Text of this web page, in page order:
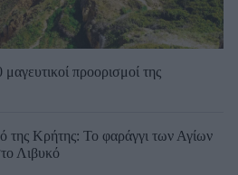
προορισμοί της
της Κρήτης: Το φαράγγι των Αγίων
Λιβυκό